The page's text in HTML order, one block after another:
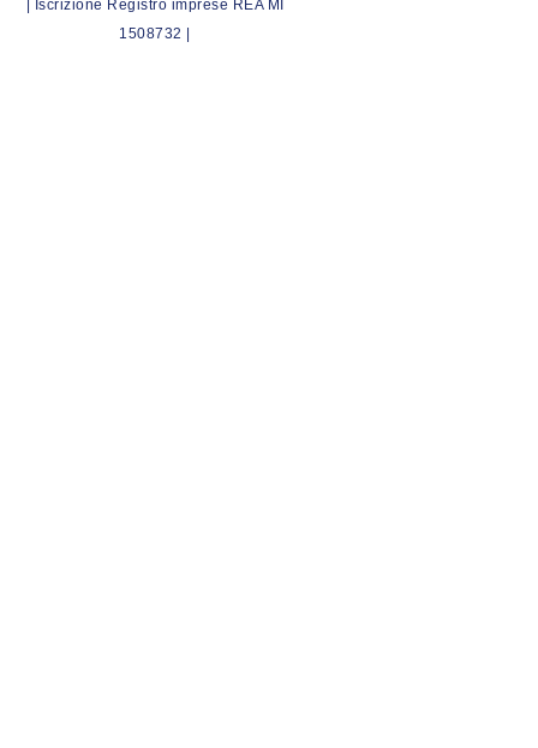
| Iscrizione Registro imprese REA MI
1508732 |